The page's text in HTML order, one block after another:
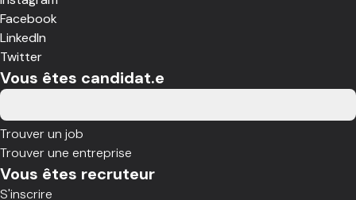
Facebook
LinkedIn
Twitter
Vous êtes candidat.e
Trouver un job
Trouver une entreprise
Vous êtes recruteur
S'inscrire